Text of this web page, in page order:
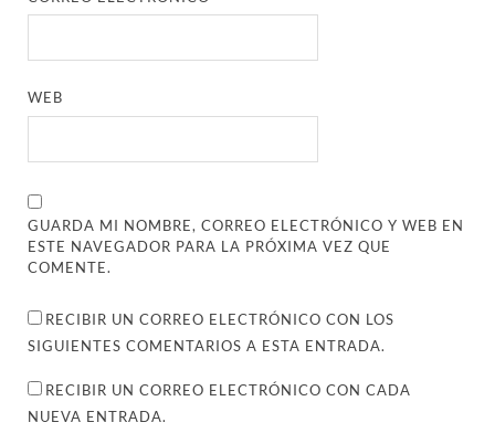
WEB
GUARDA MI NOMBRE, CORREO ELECTRÓNICO Y WEB EN
ESTE NAVEGADOR PARA LA PRÓXIMA VEZ QUE
COMENTE.
RECIBIR UN CORREO ELECTRÓNICO CON LOS
SIGUIENTES COMENTARIOS A ESTA ENTRADA.
RECIBIR UN CORREO ELECTRÓNICO CON CADA
NUEVA ENTRADA.